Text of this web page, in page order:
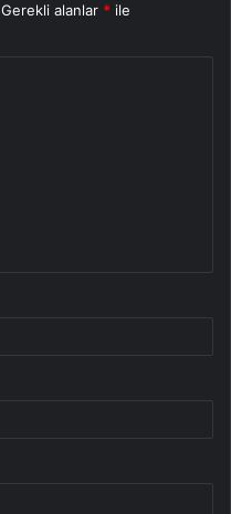
Gerekli alanlar * ile